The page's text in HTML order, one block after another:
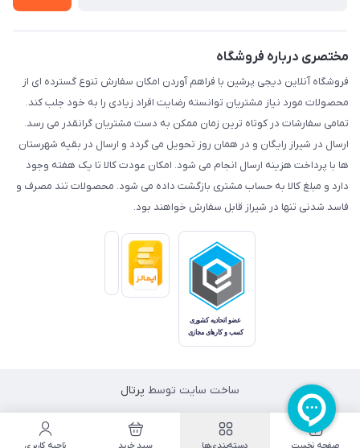
مختصری درباره فروشگاه
فروشگاه آنلاین دیجی پرشین با فراهم آوردن امکان سفارش تنوع گسترده ای از
محصولات مورد نیاز مشتریان توانسته رضایت افراد زیادی را به خود جلب کند.
تمامی سفارشات در کوتاه ترین زمان ممکن به دست مشتریان گرانقدر می رسد.
ارسال در شیراز رایگان و در همان روز تحویل می گردد و ارسال در بقیه شهرستان
ها با پرداخت هزینه ارسال انجام می شود. امکان عودت کالا تا یک هفته وجود
دارد و مبلغ کالا به حساب مشتری بازگشت داده می شود. محصولات تند مصرف و
فاسد شدنی تنها در شیراز قابل سفارش خواهند بود.
ساخت سایت توسط پرتال
صفحه نخست دسته‌بندی‌ها سبد خرید ناحیه کاربری